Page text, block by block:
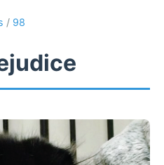
/ 98